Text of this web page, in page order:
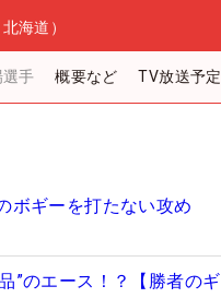
海道）
選手 概要など TV放送予定
ボギーを打たない攻め
”のエース！？【勝者のギ